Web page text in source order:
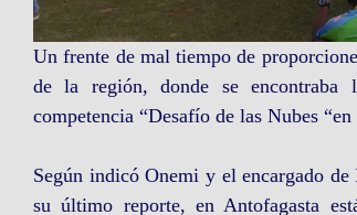
Un frente de mal tiempo de
de la región, donde se encontraba
competencia “Desafío de las Nubes
Según indicó Onemi y el encargado
su último reporte, en Antofagasta